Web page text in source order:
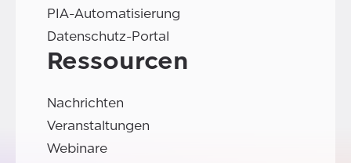
PIA-Automatisierung
Datenschutz-Portal
Ressourcen
Nachrichten
Veranstaltungen
Webinare